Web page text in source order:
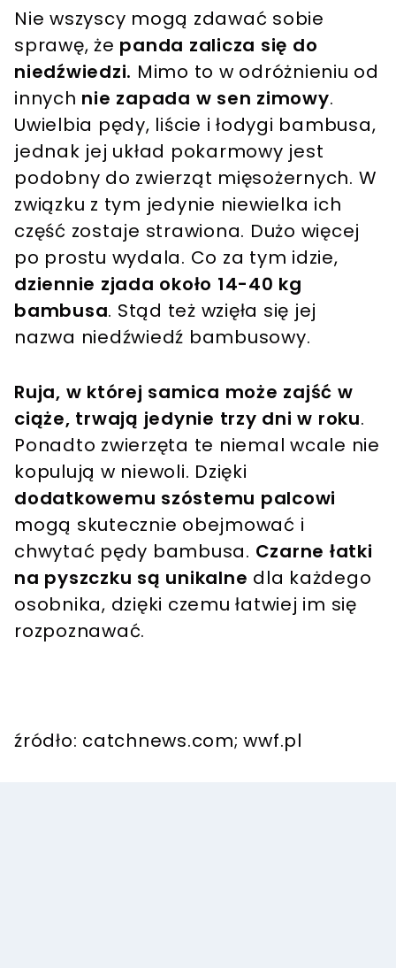
Nie wszyscy mogą zdawać sobie
sprawę, że panda zalicza się do
niedźwiedzi. Mimo to w odróżnieniu od
innych nie zapada w sen zimowy.
Uwielbia pędy, liście i łodygi bambusa,
jednak jej układ pokarmowy jest
podobny do zwierząt mięsożernych. W
związku z tym jedynie niewielka ich
część zostaje strawiona. Dużo więcej
po prostu wydala. Co za tym idzie,
dziennie zjada około 14-40 kg
bambusa. Stąd też wzięła się jej
nazwa niedźwiedź bambusowy.
Ruja, w której samica może zajść w
ciąże, trwają jedynie trzy dni w roku.
Ponadto zwierzęta te niemal wcale nie
kopulują w niewoli. Dzięki
dodatkowemu szóstemu palcowi
mogą skutecznie obejmować i
chwytać pędy bambusa. Czarne łatki
na pyszczku są unikalne dla każdego
osobnika, dzięki czemu łatwiej im się
rozpoznawać.
źródło: catchnews.com; wwf.pl